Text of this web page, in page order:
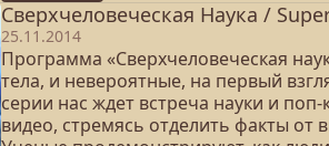
Сверхчеловеческая Наука /
25.11.2014
Программа «Сверхчеловеческая
тела, и невероятные, на первый
серии нас ждет встреча науки и
видео, стремясь отделить факты от